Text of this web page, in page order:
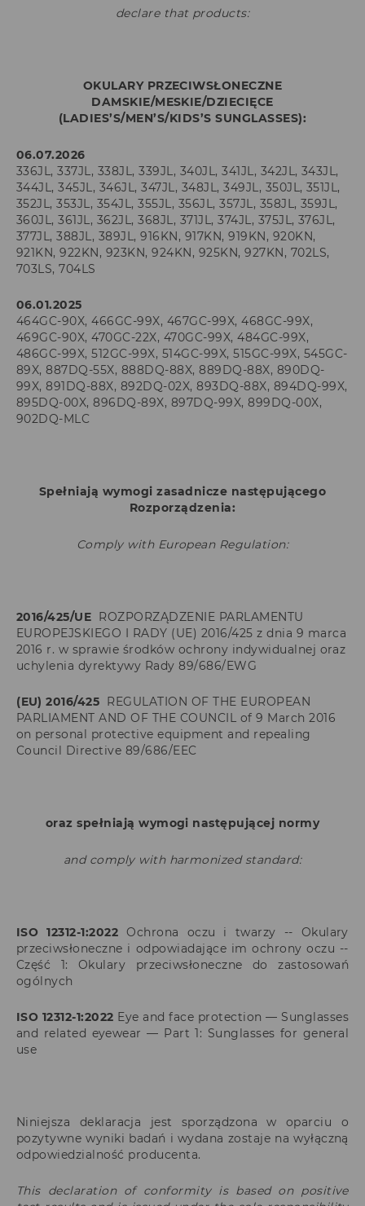
declare that products:
OKULARY PRZECIWSŁONECZNE
DAMSKIE/MESKIE/DZIECIĘCE
(LADIES’S/MEN’S/KIDS’S SUNGLASSES):
06.07.2026
336JL, 337JL, 338JL, 339JL, 340JL, 341JL, 342JL, 343JL,
344JL, 345JL, 346JL, 347JL, 348JL, 349JL, 350JL, 351JL,
352JL, 353JL, 354JL, 355JL, 356JL, 357JL, 358JL, 359JL,
360JL, 361JL, 362JL, 368JL, 371JL, 374JL, 375JL, 376JL,
377JL, 388JL, 389JL, 916KN, 917KN, 919KN, 920KN,
921KN, 922KN, 923KN, 924KN, 925KN, 927KN, 702LS,
703LS, 704LS
06.01.2025
464GC-90X, 466GC-99X, 467GC-99X, 468GC-99X,
469GC-90X, 470GC-22X, 470GC-99X, 484GC-99X,
486GC-99X, 512GC-99X, 514GC-99X, 515GC-99X, 545GC-
89X, 887DQ-55X, 888DQ-88X, 889DQ-88X, 890DQ-
99X, 891DQ-88X, 892DQ-02X, 893DQ-88X, 894DQ-99X,
895DQ-00X, 896DQ-89X, 897DQ-99X, 899DQ-00X,
902DQ-MLC
Spełniają wymogi zasadnicze następującego
Rozporządzenia:
Comply with European Regulation:
2016/425/UE ROZPORZĄDZENIE PARLAMENTU
EUROPEJSKIEGO I RADY (UE) 2016/425 z dnia 9 marca
2016 r. w sprawie środków ochrony indywidualnej oraz
uchylenia dyrektywy Rady 89/686/EWG
(EU) 2016/425 REGULATION OF THE EUROPEAN
PARLIAMENT AND OF THE COUNCIL of 9 March 2016
on personal protective equipment and repealing
Council Directive 89/686/EEC
oraz spełniają wymogi następującej normy
and comply with harmonized standard:
ISO 12312-1:2022Ochrona oczu i twarzy -- Okulary
przeciwsłoneczne i odpowiadające im ochrony oczu --
Część 1: Okulary przeciwsłoneczne do zastosowań
ogólnych
ISO 12312-1:2022 Eye and face protection — Sunglasses
and related eyewear — Part 1: Sunglasses for general
use
Niniejsza deklaracja jest sporządzona w oparciu o
pozytywne wyniki badań i wydana zostaje na wyłączną
odpowiedzialność producenta.
This declaration of conformity is based on positive